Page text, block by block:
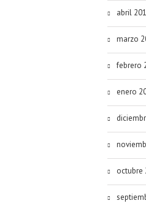
abril
marzo
febrero
enero
octubre